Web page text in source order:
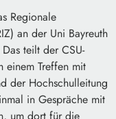
Regionale
an der Uni Bayreuth
teilt der CSU-
einem Treffen mit
der Hochschulleitung
in Gespräche mit
um dort für die